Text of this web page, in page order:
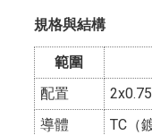
規格與結構
範圍
配置
導體
TC（